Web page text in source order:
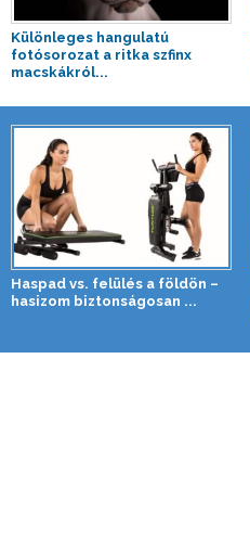
Különleges hangulatú
fotósorozat a ritka szfinx
macskákról...
Haspad vs. felülés a földön –
hasizom biztonságosan ...